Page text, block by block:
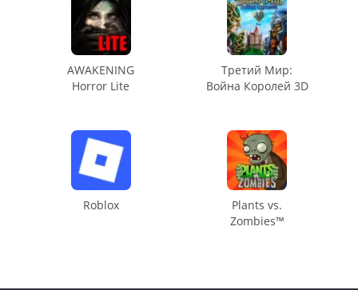
AWAKENING
Horror Lite
Третий Мир:
Война Королей 3D
Roblox
Plants vs.
Zombies™